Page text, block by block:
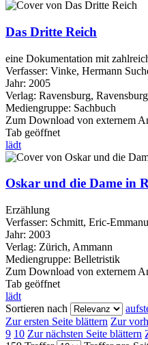
Das Dritte Reich
eine Dokumentation mit
Verfasser: Vinke, Hermann
Jahr: 2005
Verlag: Ravensburg,
Mediengruppe: Sachbuch
Zum Download von externem
Tab geöffnet
lädt
Oskar und die Dame in
Erzählung
Verfasser: Schmitt, Eric-
Jahr: 2003
Verlag: Zürich, Ammann
Mediengruppe: Belletristik
Zum Download von externem
Tab geöffnet
lädt
Sortieren nach
Zur ersten Seite blättern Zur
9 10 Zur nächsten Seite blättern